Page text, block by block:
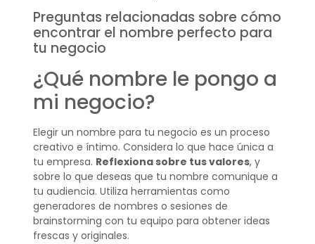
Preguntas relacionadas sobre cómo
encontrar el nombre perfecto para
tu negocio
¿Qué nombre le pongo a
mi negocio?
Elegir un nombre para tu negocio es un proceso
creativo e íntimo. Considera lo que hace única a
tu empresa. Reflexiona sobre tus valores, y
sobre lo que deseas que tu nombre comunique a
tu audiencia. Utiliza herramientas como
generadores de nombres o sesiones de
brainstorming con tu equipo para obtener ideas
frescas y originales.